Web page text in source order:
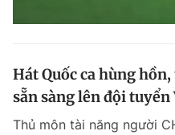
Hát Quốc ca hùng
sẵn sàng lên đội tuyển
Thủ môn tài năng người